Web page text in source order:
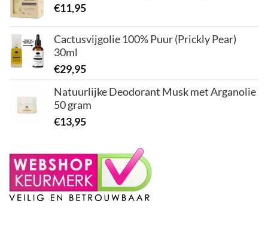
€11,95
Cactusvijgolie 100% Puur (Prickly Pear)
30ml
€29,95
Natuurlijke Deodorant Musk met Arganolie
50 gram
€13,95